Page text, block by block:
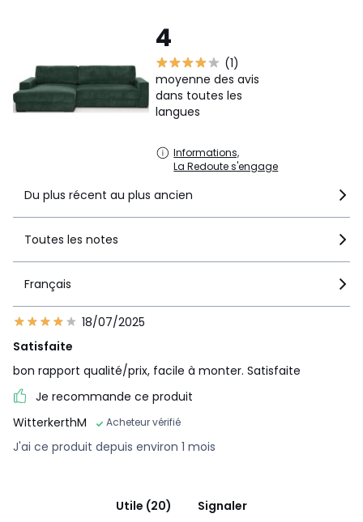
4. Charges : Respectez les limites de charge pour éviter
tout dommage.
5. Entretien : Vérifiez les fixations et nettoyez avec des
produits adaptés.
et soulevez pour déplacer le canapé.
7. Interdictions : Ne modifiez pas le canapé. N'exposez pas
d’objets dangereux.
Couleurs Vert Foncé, Bleu Gris, Vert Kaki, Velours Côtelé
Tailles Angle gauche
4
(1)
moyenne des avis
dans toutes les
langues
Informations,
La Redoute s'engage
Du plus récent au plus ancien
Toutes les notes
Français
18/07/2025
Satisfaite
bon rapport qualité/prix, facile à monter. Satisfaite
Je recommande ce produit
WitterkerthM
Acheteur vérifié
J'ai ce produit depuis environ 1 mois
Utile (20) Signaler